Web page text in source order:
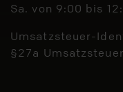
Sa. von 9:00 bis
Umsatzsteuer-
§27a